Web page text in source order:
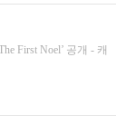
First Noel’ 공개 - 캐